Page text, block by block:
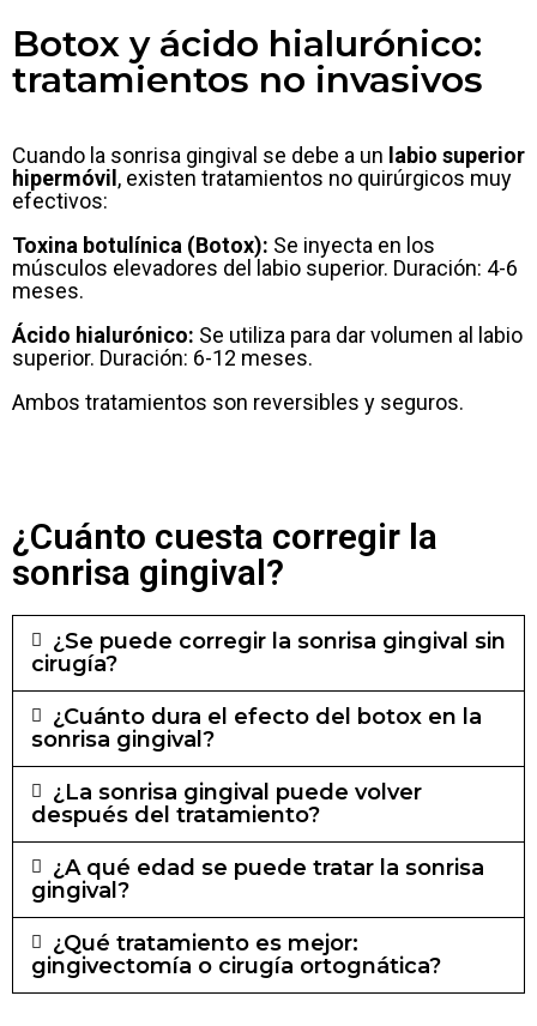
Botox y ácido hialurónico:
tratamientos no invasivos
Cuando la sonrisa gingival se debe a un labio superior
hipermóvil , existen tratamientos no quirúrgicos muy
efectivos:
Toxina botulínica (Botox): Se inyecta en los
músculos elevadores del labio superior. Duración: 4-6
meses.
Ácido hialurónico: Se utiliza para dar volumen al labio
superior. Duración: 6-12 meses.
Ambos tratamientos son reversibles y seguros.
¿Cuánto cuesta corregir la
sonrisa gingival?
¿Se puede corregir la sonrisa gingival sin
cirugía?
¿Cuánto dura el efecto del botox en la
sonrisa gingival?
¿La sonrisa gingival puede volver
después del tratamiento?
¿A qué edad se puede tratar la sonrisa
gingival?
¿Qué tratamiento es mejor:
gingivectomía o cirugía ortognática?